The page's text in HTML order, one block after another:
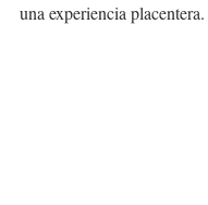
una experiencia placentera.